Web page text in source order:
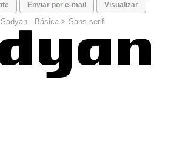
Enviar por e-mail Visualizar
Sadyan - Básica> Sans serif